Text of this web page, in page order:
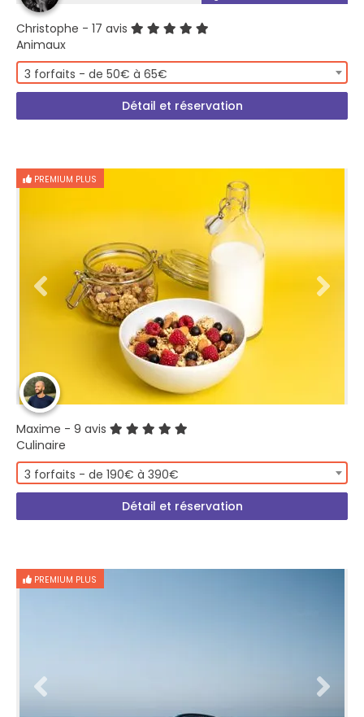
Christophe - 17 avis
Animaux
3 forfaits - de 50€ à 65€
Détail et réservation
PREMIUM PLUS
Maxime - 9 avis
Culinaire
3 forfaits - de 190€ à 390€
Détail et réservation
PREMIUM PLUS